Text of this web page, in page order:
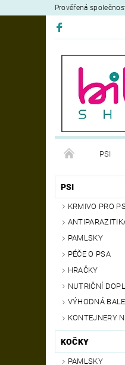
Prověřená
PSI
DEZINFEKČNÍ
PSI
KRMIVO PRO
PAMLSKY
PÉČE O PSA
HRAČKY
NUTRIČNÍ
VÝHODNÁ
KONTEJNERY
KOČKY
PAMLSKY